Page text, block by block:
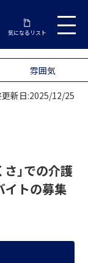
気になるリスト
雰囲気
新日:2025/12/25
」での介護
イトの募集